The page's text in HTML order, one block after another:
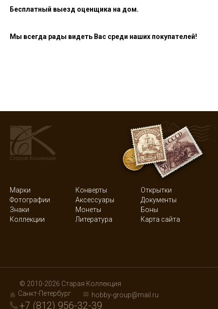
Бесплатный выезд оценщика на дом.
Мы всегда рады видеть Вас среди наших покупателей!
Марки Конверты
Открытки
Фотографии
Аксессуары
Документы
Знаки
Монеты
Боны
Коллекции
Литература Карта сайта
© 2010-2026 Старая Коллекция
Санкт-Петербург
hobby-group@mail.ru
+7 (812) 956-32-39